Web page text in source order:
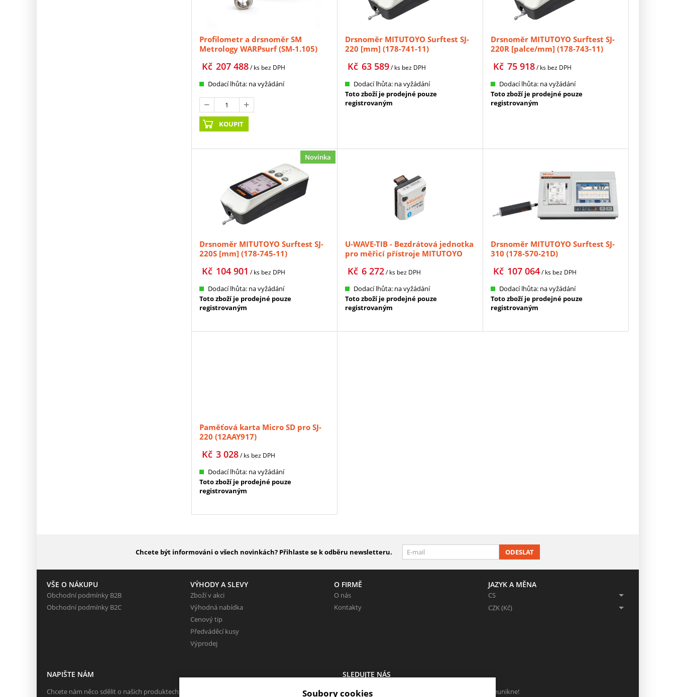
Profilometr a drsnoměr SM
Metrology WARPsurf (SM-1.105)
207 488
Kč / ks bez DPH
Dodací lhůta: na vyžádání
KOUPIT
Drsnoměr MITUTOYO Surftest SJ-
220 [mm] (178-741-11)
63 589
Kč / ks bez DPH
Dodací lhůta: na vyžádání
Toto zboží je prodejné pouze
registrovaným
Drsnoměr MITUTOYO Surftest SJ-
220R [palce/mm] (178-743-11)
75 918
Kč / ks bez DPH
Dodací lhůta: na vyžádání
Toto zboží je prodejné pouze
registrovaným
Novinka
Drsnoměr MITUTOYO Surftest SJ-
220S [mm] (178-745-11)
104 901
Kč / ks bez DPH
Dodací lhůta: na vyžádání
Toto zboží je prodejné pouze
registrovaným
U-WAVE-TIB - Bezdrátová jednotka
pro měřicí přístroje MITUTOYO
6 272
Kč / ks bez DPH
Dodací lhůta: na vyžádání
Toto zboží je prodejné pouze
registrovaným
Drsnoměr MITUTOYO Surftest SJ-
310 (178-570-21D)
107 064
Kč / ks bez DPH
Dodací lhůta: na vyžádání
Toto zboží je prodejné pouze
registrovaným
Paměťová karta Micro SD pro SJ-
220 (12AAY917)
3 028
Kč / ks bez DPH
Dodací lhůta: na vyžádání
Toto zboží je prodejné pouze
registrovaným
Chcete být informováni o všech novinkách? Přihlaste se k odběru newsletteru. ODESLAT
VŠE O NÁKUPU
Obchodní podmínky B2B
Obchodní podmínky B2C
VÝHODY A SLEVY
Zboží v akci
Výhodná nabídka
Cenový tip
Předváděcí kusy
Výprodej
O FIRMĚ
O nás
Kontakty
JAZYK A MĚNA
CS
CZK (Kč)
NAPIŠTE NÁM
Chcete nám něco sdělit o našich produktech nebo e-shopu? Neváhejte napsat.
SLEDUJTE NÁS
Sledujte nás na všech sociálních sítích, ať Vám nic neunikne!
Soubory cookies